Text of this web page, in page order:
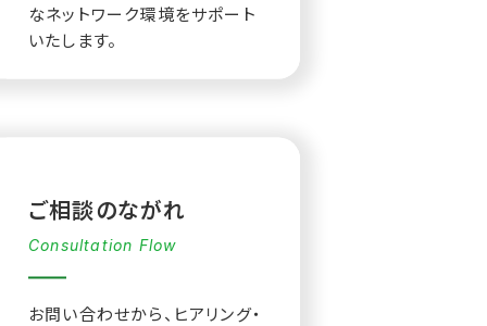
なネットワーク環境をサポート
いたします。
ご相談のながれ
Consultation Flow
お問い合わせから、ヒアリング・